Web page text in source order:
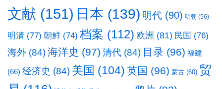
文献 (151) 日本 (139) 明代 (90) 明朝 (56)
明清 (77) 朝鲜 (74) 档案 (112) 欧洲 (81) 民国 (76)
海外 (84)海洋史 (97) 清代 (84) 目录 (96) 福建
(66) 经济史 (84) 美国 (104) 英国 (96) 蒙古 (60) 贸